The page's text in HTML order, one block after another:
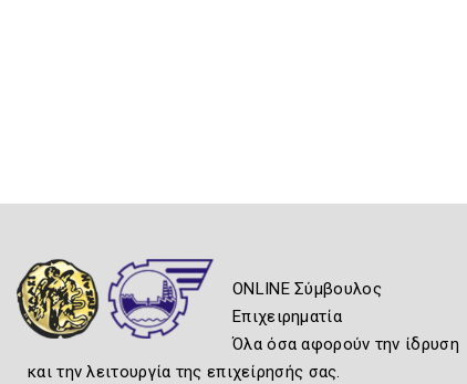
ONLINE Σύμβουλος
Επιχειρηματία
Όλα όσα αφορούν την ίδρυση
και την λειτουργία της επιχείρησής σας.